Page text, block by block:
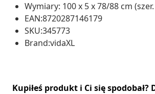
Wymiary: 100 x 5 x 78/88 cm (szer.
EAN:8720287146179
SKU:345773
Brand:vidaXL
Kupiłeś produkt i Ci się spodobał?